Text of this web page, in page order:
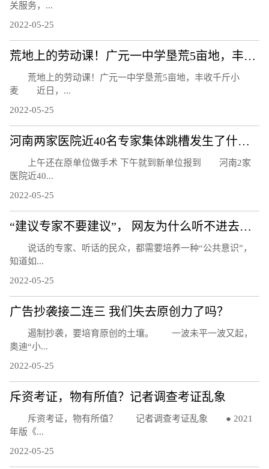
关服务，...
2022-05-25
荒地上的劳动课！广元一中学垦荒5亩地，丰收千斤小麦
荒地上的劳动课！广元一中学垦荒5亩地，丰收千斤小
麦 近日，...
2022-05-25
河南两家医院近40名专家集体跳槽发生了什么？
上午还在原单位做手术 下午就到新单位报到 河南2家
医院近40...
2022-05-25
“建议专家不要建议”， 网友为什么听不进去话？
说话的专家、听话的民众，都需要培养一种“公共意识”，
知道如...
2022-05-25
广告抄袭接二连三 我们失去原创力了吗？
遏制抄袭，要培育原创的土壤。 一波未平一波又起，
奥迪“小...
2022-05-25
斥资考证，物有所值？记者调查考证乱象
斥资考证，物有所值？ 记者调查考证乱象 ● 2021
年版《...
2022-05-25